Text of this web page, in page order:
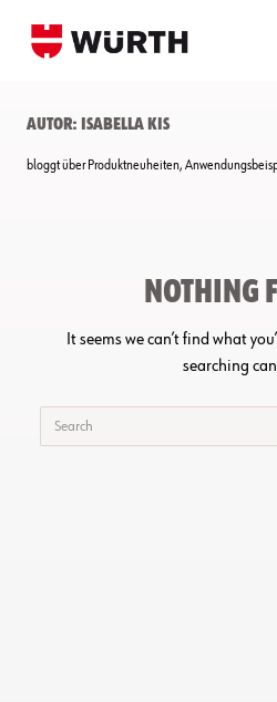
Autor: Isabella Kis
bloggt über Produktneuheiten,
Nothing
It seems we can’t find what
searching
Search